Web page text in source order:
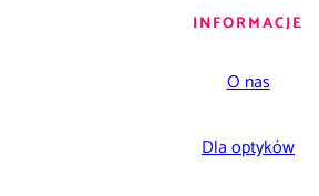
INFORMACJE
O nas
Dla optyków